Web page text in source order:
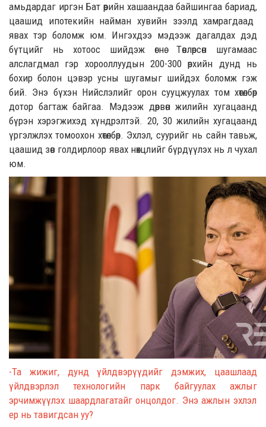
амьдардаг иргэн Бат өөрийн хашаандаа байшингаа бариад,
цаашид ипотекийн найман хувийн зээлд хамрагдаад
явах тэр боломж юм. Ингэхдээ мэдээж дагалдах дэд
бүтцийг нь хотоос шийдэж өгнө. Төвлөрсөн шугамаас
алслагдмал гэр хорооллуудын 200-300 өрхийн дунд нь
бохир болон цэвэр усны шугамыг шийдэх боломж гэж
бий. Энэ бүхэн Нийслэлийг орон сууцжуулах том хөтөлбөр
дотор багтаж байгаа. Мэдээж дөрвөн жилийн хугацаанд
бүрэн хэрэгжихэд хүндрэлтэй. 20, 30 жилийн хугацаанд
үргэлжлэх томоохон хөтөлбөр. Эхлэл, суурийг нь сайн тавьж,
цаашид зөв голдирлоор явах нөхцлийг бүрдүүлэх нь л чухал
юм.
-Та жижиг, дунд үйлдвэрүүдийг дэмжих, цаашлаад
үйлдвэрлэл технологийн парк байгуулахажлыг
эрчимжүүлэх шаардлагатайг онцолдог. Энэ ажлын эхлэл
ер нь тавигдсан уу?